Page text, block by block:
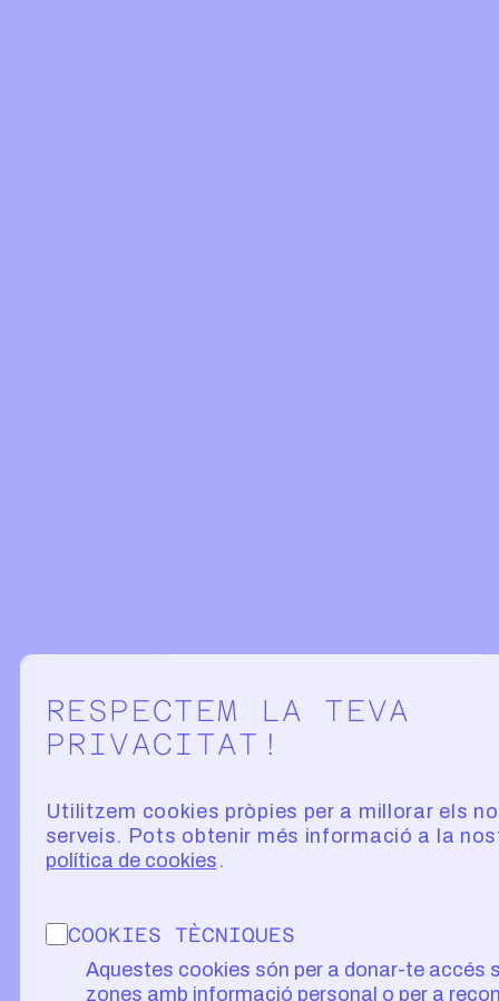
RESPECTEM LA TEVA
PRIVACITAT!
Utilitzem cookies pròpies per a millorar els
serveis. Pots obtenir més informació a la
política de cookies
COOKIES TÈCNIQUES
Aquestes cookies són per a donar-te accés
zones amb informació personal o per a